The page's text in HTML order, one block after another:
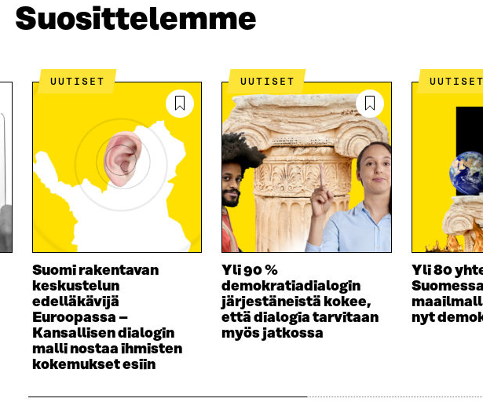
Suosittelemme
UUTISET
Suomi rakentavan
keskustelun
edelläkävijä
Euroopassa –
Kansallisen dialogin
malli nostaa ihmisten
kokemukset esiin
UUTISET
Yli 90 %
demokratiadialogin
järjestäneistä kokee,
että dialogia tarvitaan
myös jatkossa
UUTISET
Yli 80
nyt